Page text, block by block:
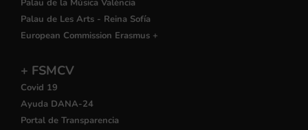
Palau de Les Arts - Reina Sofía
European Commission Erasmus +
+ FSMCV
Covid 19
Ayuda DANA-24
Portal de Transparencia